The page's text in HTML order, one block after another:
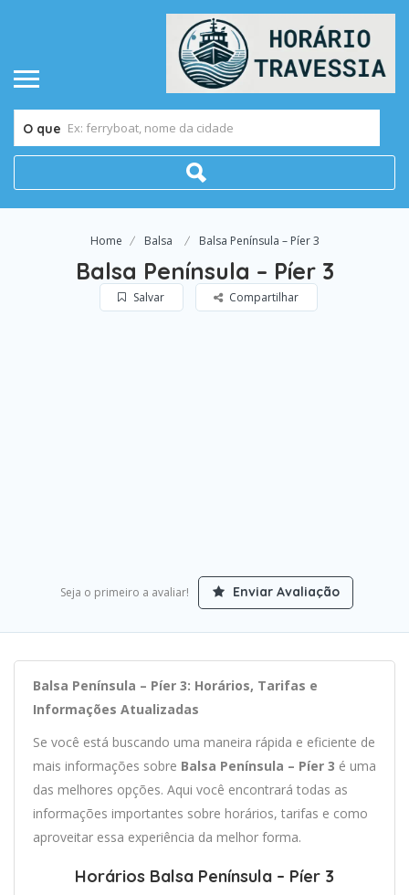
O que
Home Balsa Balsa Península – Píer 3
Balsa Península – Píer 3
Salvar Compartilhar
Seja o primeiro a avaliar! Enviar Avaliação
Balsa Península – Píer 3: Horários, Tarifas e
Informações Atualizadas
Se você está buscando uma maneira rápida e eficiente de
mais informações sobre Balsa Península – Píer 3 é uma
das melhores opções. Aqui você encontrará todas as
informações importantes sobre horários, tarifas e como
aproveitar essa experiência da melhor forma.
Horários Balsa Península – Píer 3